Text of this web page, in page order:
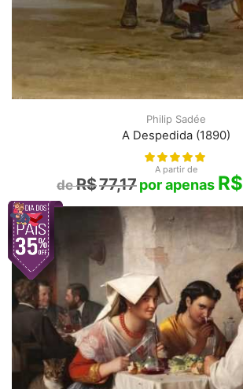
Philip Sadée
A Despedida (1890)
A partir de
R$77,17 R$